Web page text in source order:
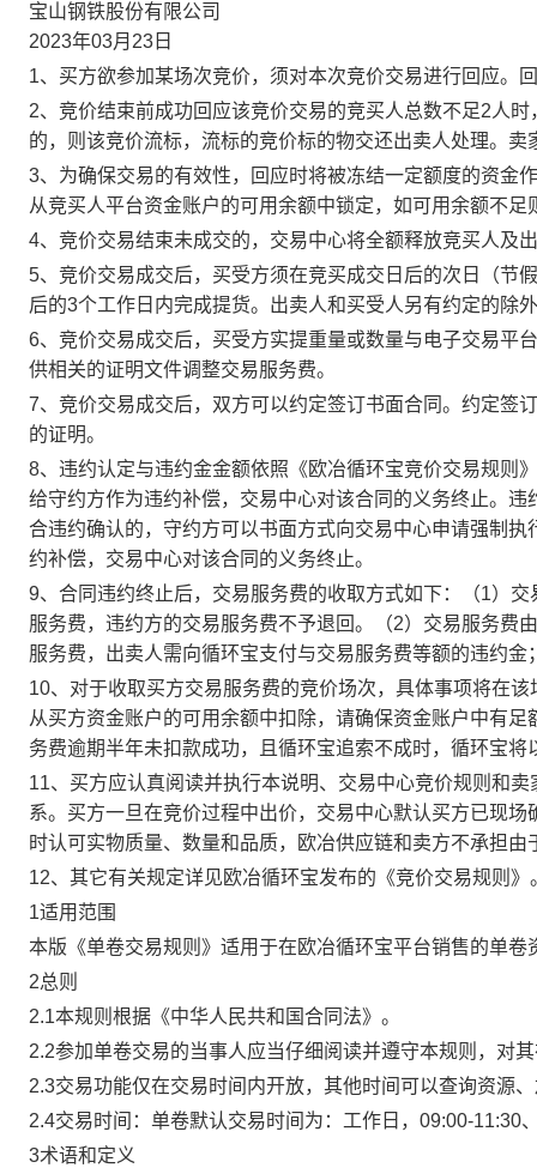
宝山钢铁股份有限公司
2023年03月23日
1、买方欲参加某场次竞价，须对本次竞价交易进行回应。
2、竞价结束前成功回应该竞价交易的竞买人总数不足2人
的，则该竞价流标，流标的竞价标的物交还出卖人处理。
3、为确保交易的有效性，回应时将被冻结一定额度的资金
从竞买人平台资金账户的可用余额中锁定，如可用余额不足
4、竞价交易结束未成交的，交易中心将全额释放竞买人及
5、竞价交易成交后，买受方须在竞买成交日后的次日（节
后的3个工作日内完成提货。出卖人和买受人另有约定的除
6、竞价交易成交后，买受方实提重量或数量与电子交易平
供相关的证明文件调整交易服务费。
7、竞价交易成交后，双方可以约定签订书面合同。约定签
的证明。
8、违约认定与违约金金额依照《欧冶循环宝竞价交易规则
给守约方作为违约补偿，交易中心对该合同的义务终止。
合违约确认的，守约方可以书面方式向交易中心申请强制
约补偿，交易中心对该合同的义务终止。
9、合同违约终止后，交易服务费的收取方式如下：（1）
服务费，违约方的交易服务费不予退回。（2）交易服务费
服务费，出卖人需向循环宝支付与交易服务费等额的违约
10、对于收取买方交易服务费的竞价场次，具体事项将在
从买方资金账户的可用余额中扣除，请确保资金账户中有
务费逾期半年未扣款成功，且循环宝追索不成时，循环宝将
11、买方应认真阅读并执行本说明、交易中心竞价规则和
系。买方一旦在竞价过程中出价，交易中心默认买方已现
时认可实物质量、数量和品质，欧冶供应链和卖方不承担由
12、其它有关规定详见欧冶循环宝发布的《竞价交易规则》
1适用范围
本版《单卷交易规则》适用于在欧冶循环宝平台销售的单卷
2总则
2.1本规则根据《中华人民共和国合同法》。
2.2参加单卷交易的当事人应当仔细阅读并遵守本规则，对
2.3交易功能仅在交易时间内开放，其他时间可以查询资源
2.4交易时间：单卷默认交易时间为：工作日，09:00-11:30
3术语和定义